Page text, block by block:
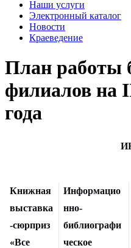
Наши услуги
Электронный каталог
Новости
Краеведение
План работы
филиалов на
года
Книжная
выставка
-сюрприз
«Все
Информацио
нно-
библиографи
ческое